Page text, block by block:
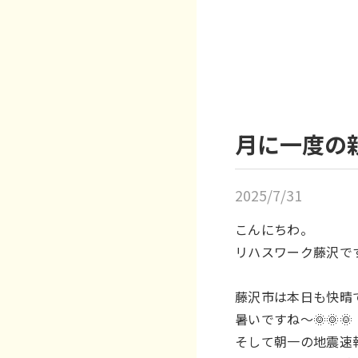
月に一度の
2025/7/31
こんにちわ。
リハスワーク藤沢で
藤沢市は本日も快晴
暑いですね～🌞🌞🌞
そして朝一の地震速